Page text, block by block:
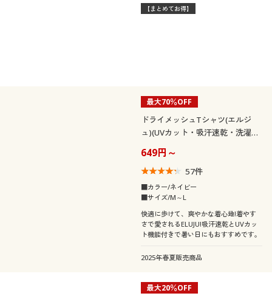
【まとめてお得】
最大70％OFF
ドライメッシュTシャツ(エルジ
ュ)(UVカット・吸汗速乾・洗濯機
649円～
57件
■カラー/ネイビー
■サイズ/M～L
快適に歩けて、爽やかな着心地!着やす
さで愛されるELUJU!吸汗速乾とUVカッ
ト機能付きで暑い日にもおすすめです。
2025年春夏販売商品
最大20％OFF